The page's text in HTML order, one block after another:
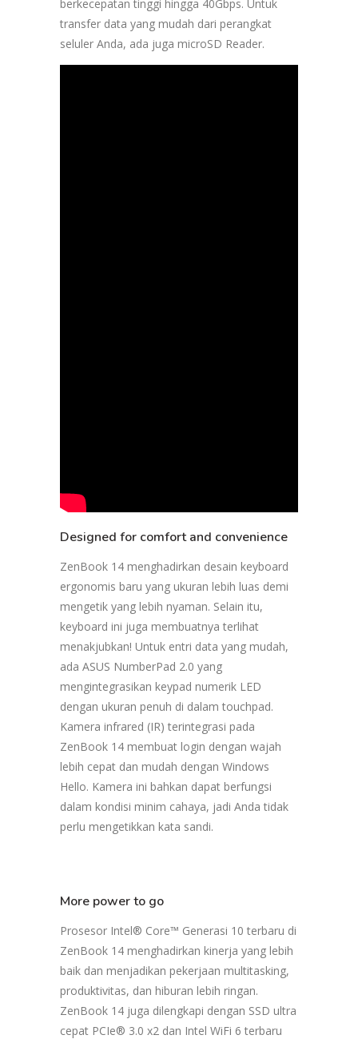
berkecepatan tinggi hingga 40Gbps. Untuk
transfer data yang mudah dari perangkat
seluler Anda, ada juga microSD Reader.
Designed for comfort and convenience
ZenBook 14 menghadirkan desain keyboard
ergonomis baru yang ukuran lebih luas demi
mengetik yang lebih nyaman. Selain itu,
keyboard ini juga membuatnya terlihat
menakjubkan! Untuk entri data yang mudah,
ada ASUS NumberPad 2.0 yang
mengintegrasikan keypad numerik LED
dengan ukuran penuh di dalam touchpad.
Kamera infrared (IR) terintegrasi pada
ZenBook 14 membuat login dengan wajah
lebih cepat dan mudah dengan Windows
Hello. Kamera ini bahkan dapat berfungsi
dalam kondisi minim cahaya, jadi Anda tidak
perlu mengetikkan kata sandi.
More power to go
Prosesor Intel® Core™ Generasi 10 terbaru di
ZenBook 14 menghadirkan kinerja yang lebih
baik dan menjadikan pekerjaan multitasking,
produktivitas, dan hiburan lebih ringan.
ZenBook 14 juga dilengkapi dengan SSD ultra
cepat PCIe® 3.0 x2 dan Intel WiFi 6 terbaru